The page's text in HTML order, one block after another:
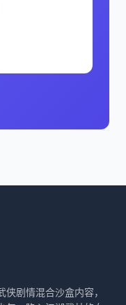
侠剧情混合沙盒内容，